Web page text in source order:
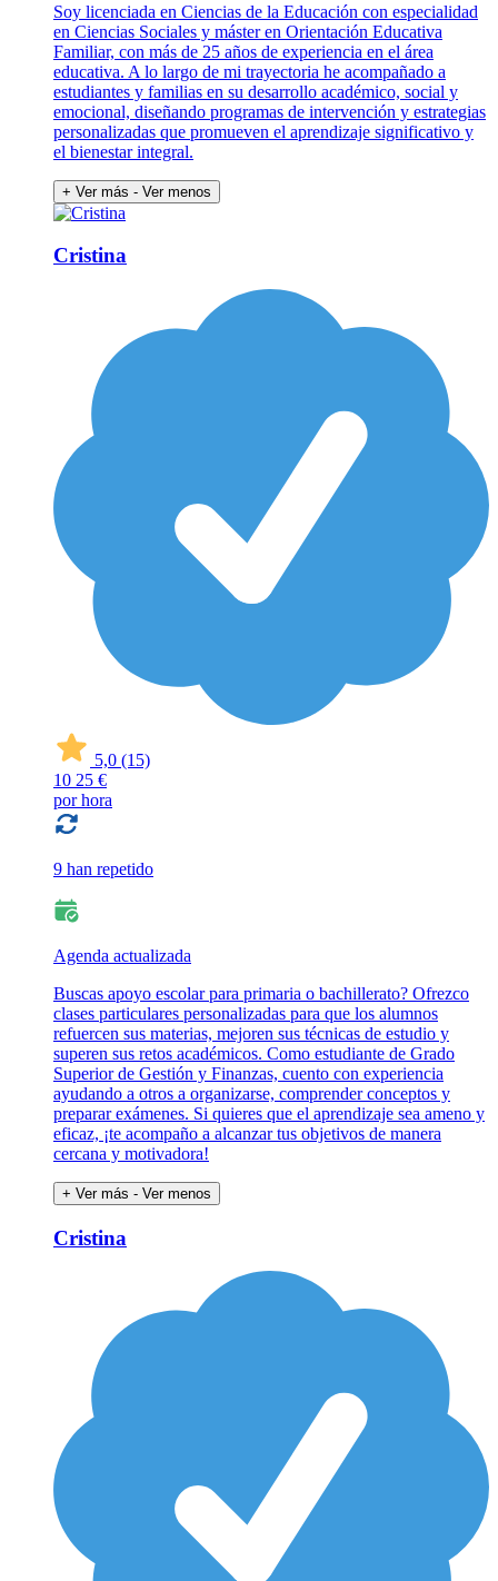
Soy licenciada en Ciencias de la Educación con especialidad
en Ciencias Sociales y máster en Orientación Educativa
Familiar, con más de 25 años de experiencia en el área
educativa. A lo largo de mi trayectoria he acompañado a
estudiantes y familias en su desarrollo académico, social y
emocional, diseñando programas de intervención y estrategias
personalizadas que promueven el aprendizaje significativo y
el bienestar integral.
+ Ver más - Ver menos
Cristina
5,0 (15)
10 25 €
por hora
9 han repetido
Agenda actualizada
Buscas apoyo escolar para primaria o bachillerato? Ofrezco
clases particulares personalizadas para que los alumnos
refuercen sus materias, mejoren sus técnicas de estudio y
superen sus retos académicos. Como estudiante de Grado
Superior de Gestión y Finanzas, cuento con experiencia
ayudando a otros a organizarse, comprender conceptos y
preparar exámenes. Si quieres que el aprendizaje sea ameno y
eficaz, ¡te acompaño a alcanzar tus objetivos de manera
cercana y motivadora!
+ Ver más - Ver menos
Cristina